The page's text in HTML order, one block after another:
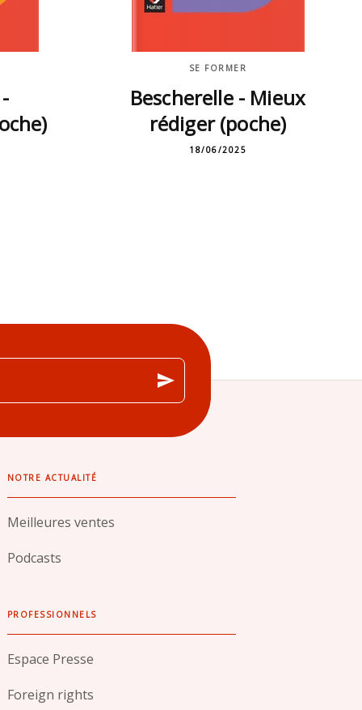
SE FORMER
Bescherelle - Mieux
rédiger (poche)
18/06/2025
send
NOTRE ACTUALITÉ
Meilleures ventes
Podcasts
PROFESSIONNELS
Espace Presse
Foreign rights